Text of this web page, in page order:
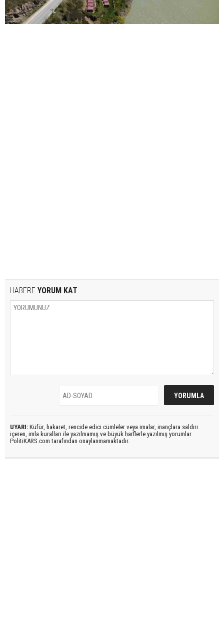
HABERE YORUM KAT
UYARI: Küfür, hakaret, rencide edici cümleler veya imalar, inançlara saldırı
içeren, imla kuralları ile yazılmamış ve büyük harflerle yazılmış yorumlar
PolitiKARS.com tarafından onaylanmamaktadır.